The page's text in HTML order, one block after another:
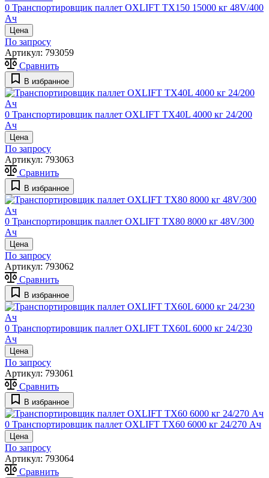
0 Транспортировщик паллет OXLIFT TX150 15000 кг 48V/400
Ач
Цена
По запросу
Артикул: 793059
Сравнить
В избранное
0 Транспортировщик паллет OXLIFT TX40L 4000 кг 24/200
Ач
Цена
По запросу
Артикул: 793063
Сравнить
В избранное
0 Транспортировщик паллет OXLIFT TX80 8000 кг 48V/300
Ач
Цена
По запросу
Артикул: 793062
Сравнить
В избранное
0 Транспортировщик паллет OXLIFT TX60L 6000 кг 24/230
Ач
Цена
По запросу
Артикул: 793061
Сравнить
В избранное
0 Транспортировщик паллет OXLIFT TX60 6000 кг 24/270 Ач
Цена
По запросу
Артикул: 793064
Сравнить